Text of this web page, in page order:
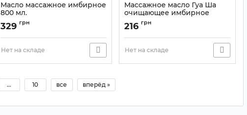
Масло массажное имбирное
800 мл.
Артикул: 9110533
329 грн
Нет на складе
Массажное масло Гуа Ша
очищающее имбирное
PEILANDUO 230 мл.
Артикул:
216 грн
Нет на складе
... 10 все вперёд »